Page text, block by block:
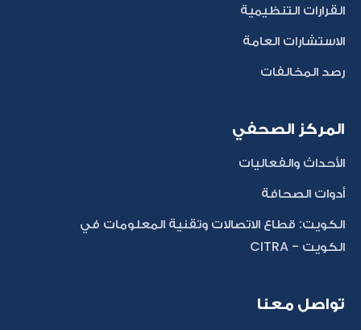
القرارات التنظيمية
الاستشارات العامة
رصد المخالفات
المركز الصحفي
الأحداث والفعاليات
أدوات الصحافة
الكويت: قطاع الاتصالات وتقنية المعلومات في
الكويت - CITRA
تواصل معنا